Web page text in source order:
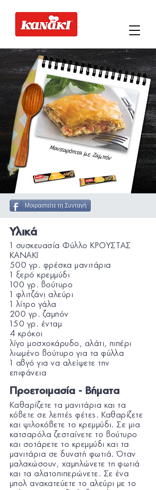
Μανιταρόπιτα με Ζαμπόν
Μοιραστείτε τη Συνταγή
Υλικά
1 συσκευασία Φύλλο ΚΡΟΥΣΤΑΣ
KANAKI
500 γρ. φρέσκα μανιτάρια
1 ξερό κρεμμύδι
100 γρ. βούτυρο
1 φλιτζάνι αλεύρι
1 λίτρο γάλα
200 γρ. ζαμπόν
150 γρ. ένταμ
4 κρόκοι
λίγο μοσχοκάρυδο, αλάτι, πιπέρι
λιωμένο βούτυρο για τα φύλλα
1 αβγό για να αλείψετε την
επιφάνεια
Προετοιμασία - Βήματα
Καθαρίζετε τα μανιτάρια και τα
κόβετε σε λεπτές φέτες. Καθαρίζετε
και ψιλοκόβετε το κρεμμύδι. Σε μια
κατσαρόλα ζεσταίνετε το βούτυρο
και σοτάρετε το κρεμμύδι και τα
μανιτάρια σε δυνατή φωτιά. Όταν
μαλακώσουν, χαμηλώνετε τη φωτιά
και τα αλατοπιπερώνετε. Σε ένα
μπολ ανακατεύετε το αλεύρι με το